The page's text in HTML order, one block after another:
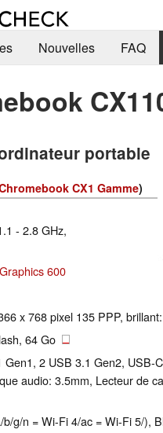
Nouvelles FAQ
portable
CX1 Gamme)
- 2.8 GHz,
600
x 768 pixel 135 PPP,
64 Go
Gen1, 2 USB 3.1 Gen2, USB-
audio: 3.5mm, Lecteur de
g/n = Wi-Fi 4/ac = Wi-Fi 5/),